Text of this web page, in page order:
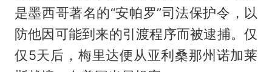
是墨西哥著名的“安帕罗”司法保护令，以
防他因可能到来的引渡程序而被逮捕。仅
仅5天后，梅里达便从亚利桑那州诺加莱